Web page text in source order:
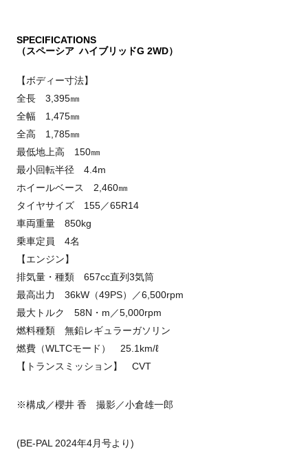
SPECIFICATIONS
（スペーシア ハイブリッドG 2WD）
【ボディー寸法】
全長 3,395㎜
全幅 1,475㎜
全高 1,785㎜
最低地上高 150㎜
最小回転半径 4.4m
ホイールベース 2,460㎜
タイヤサイズ 155／65R14
車両重量 850kg
乗車定員 4名
【エンジン】
排気量・種類 657cc直列3気筒
最高出力 36kW（49PS）／6,500rpm
最大トルク 58N・m／5,000rpm
燃料種類 無鉛レギュラーガソリン
燃費（WLTCモード） 25.1km/ℓ
【トランスミッション】 CVT
※構成／櫻井 香 撮影／小倉雄一郎
(BE-PAL 2024年4月号より)